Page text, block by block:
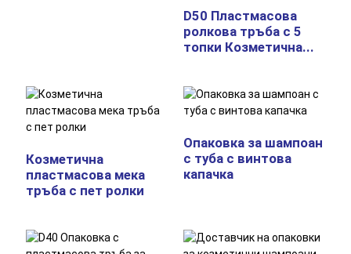
D50 Пластмасова
ролкова тръба с 5
топки Козметична...
Козметична
пластмасова мека
тръба с пет ролки
Опаковка за шампоан
с туба с винтова
капачка